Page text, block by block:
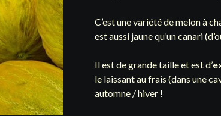
C’est une variété de melon à
est aussi jaune qu’un canari
Il est de grande taille et est d’
le laissant au frais (dans une
automne / hiver !